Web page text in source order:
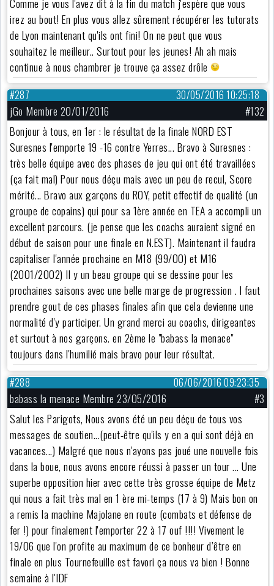
irez au bout! En plus vous allez sûrement récupérer les tutorats
de Lyon maintenant qu'ils ont fini! On ne peut que vous
souhaitez le meilleur.. Surtout pour les jeunes! Ah ah mais
continue à nous chambrer je trouve ça assez drôle
30/05/2016 10:25:18
#287
jGo Membre 20/01/2016
#132
Bonjour à tous, en 1er : le résultat de la finale NORD EST
Suresnes l'emporte 19 -16 contre Yerres... Bravo à Suresnes :
très belle équipe avec des phases de jeu qui ont été travaillées
(ça fait mal) Pour nous déçu mais avec un peu de recul, Score
mérité... Bravo aux garçons du ROY, petit effectif de qualité (un
groupe de copains) qui pour sa 1ère année en TEA a accompli un
excellent parcours. (je pense que les coachs auraient signé en
début de saison pour une finale en N.EST). Maintenant il faudra
capitaliser l'année prochaine en M18 (99/00) et M16
(2001/2002) Il y un beau groupe qui se dessine pour les
prochaines saisons avec une belle marge de progression . l faut
prendre gout de ces phases finales afin que cela devienne une
normalité d'y participer. Un grand merci au coachs, dirigeantes
et surtout à nos garçons. en 2ème le "babass la menace"
toujours dans l'humilié mais bravo pour leur résultat.
06/06/2016 09:23:35
#288
babass la menace Membre 23/05/2016
#3
Salut les Parigots, Nous avons été un peu déçu de tous vos
messages de soutien...(peut-être qu'ils y en a qui sont déjà en
vacances...) Malgré que nous n'ayons pas joué une nouvelle fois
dans la boue, nous avons encore réussi à passer un tour ... Une
superbe opposition hier avec cette très grosse équipe de Metz
qui nous a fait très mal en 1 ère mi-temps (17 à 9) Mais bon on
a remis la machine Majolane en route (combats et défense de
fer !) pour finalement l'emporter 22 à 17 ouf !!!! Vivement le
19/06 que l'on profite au maximum de ce bonheur d’être en
finale en plus Tournefeuille est favori ça nous va bien ! Bonne
semaine à l'IDF